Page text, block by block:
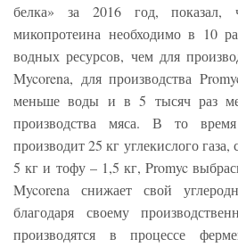
белка» за 2016 год, показал,
микопротеина необходимо в 10
водных ресурсов, чем для
Mycorena, для производства
меньше воды и в 5 тысяч раз
производства мяса. В то
производит 25 кг углекислого
5 кг и тофу – 1,5 кг, Promyc
Mycorena снижает свой
благодаря своему
производятся в процессе